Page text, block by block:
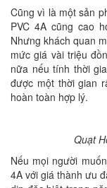
Cũng vì là một sản
PVC 4A cũng cao
Nhưng khách quan
mức giá vài triệu
nữa nếu tính thời
được một thời gian
hoàn toàn hợp lý.
Quạt
Nếu mọi người
4A với giá thành ưu